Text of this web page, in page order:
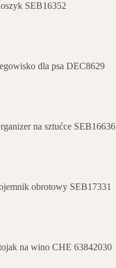
SEB16352
dla psa DEC8629
na sztućce SEB16636
obrotowy SEB17331
na wino CHE 63842030